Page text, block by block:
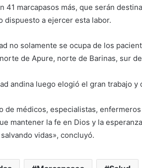
41 marcapasos más, que serán
a ejercer esta labor.
no solamente se ocupa de los
de Apure, norte de Barinas, sur
andina luego elogió el gran trabajo
de médicos, especialistas,
mantener la fe en Dios y la
vidas», concluyó.